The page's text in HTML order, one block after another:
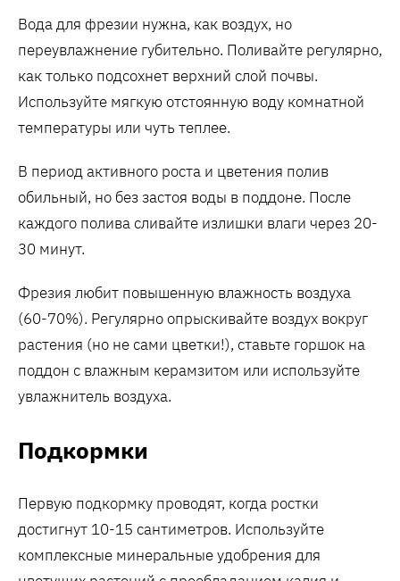
Вода для фрезии нужна, как воздух, но
переувлажнение губительно. Поливайте регулярно,
как только подсохнет верхний слой почвы.
Используйте мягкую отстоянную воду комнатной
температуры или чуть теплее.
В период активного роста и цветения полив
обильный, но без застоя воды в поддоне. После
каждого полива сливайте излишки влаги через 20-
30 минут.
Фрезия любит повышенную влажность воздуха
(60-70%). Регулярно опрыскивайте воздух вокруг
растения (но не сами цветки!), ставьте горшок на
поддон с влажным керамзитом или используйте
увлажнитель воздуха.
Подкормки
Первую подкормку проводят, когда ростки
достигнут 10-15 сантиметров. Используйте
комплексные минеральные удобрения для